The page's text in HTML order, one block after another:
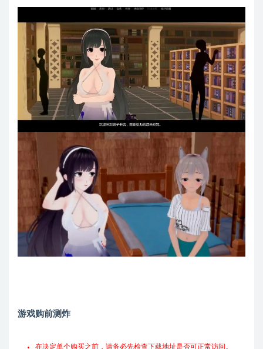
游戏购前测炸
在决定单个购买之前，请务必先检查下载地址是否可正常访问。